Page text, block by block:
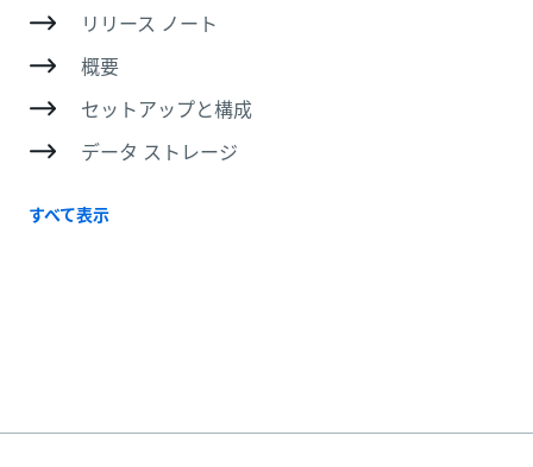
リリース ノート
概要
セットアップと構成
データ ストレージ
すべて表示